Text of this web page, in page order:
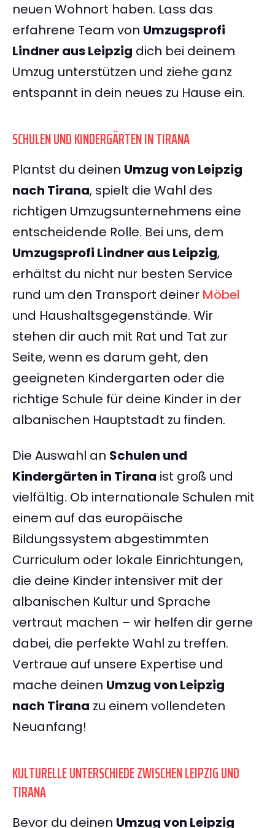
neuen Wohnort haben. Lass das
erfahrene Team von Umzugsprofi
Lindner aus Leipzig dich bei deinem
Umzug unterstützen und ziehe ganz
entspannt in dein neues zu Hause ein.
SCHULEN UND KINDERGÄRTEN IN TIRANA
Plantst du deinen Umzug von Leipzig
nach Tirana, spielt die Wahl des
richtigen Umzugsunternehmens eine
entscheidende Rolle. Bei uns, dem
Umzugsprofi Lindner aus Leipzig,
erhältst du nicht nur besten Service
rund um den Transport deiner Möbel
und Haushaltsgegenstände. Wir
stehen dir auch mit Rat und Tat zur
Seite, wenn es darum geht, den
geeigneten Kindergarten oder die
richtige Schule für deine Kinder in der
albanischen Hauptstadt zu finden.
Die Auswahl an Schulen und
Kindergärten in Tirana ist groß und
vielfältig. Ob internationale Schulen mit
einem auf das europäische
Bildungssystem abgestimmten
Curriculum oder lokale Einrichtungen,
die deine Kinder intensiver mit der
albanischen Kultur und Sprache
vertraut machen – wir helfen dir gerne
dabei, die perfekte Wahl zu treffen.
Vertraue auf unsere Expertise und
mache deinen Umzug von Leipzig
nach Tirana zu einem vollendeten
Neuanfang!
KULTURELLE UNTERSCHIEDE ZWISCHEN LEIPZIG UND
TIRANA
Bevor du deinen Umzug von Leipzig